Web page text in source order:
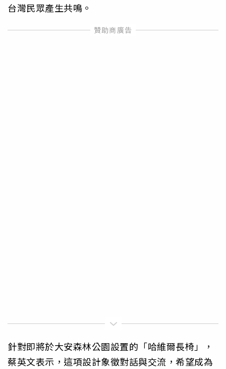
台灣民眾產生共鳴。
針對即將於大安森林公園設置的「哈維爾長椅」，
蔡英文表示，這項設計象徵對話與交流，希望成為